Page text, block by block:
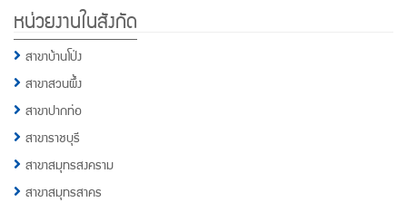
หน่วยงานในสังกัด
สาขาบ้านโป่ง
สาขาสวนผึ้ง
สาขาปากท่อ
สาขาราชบุรี
สาขาสมุทรสงคราม
สาขาสมุทรสาคร